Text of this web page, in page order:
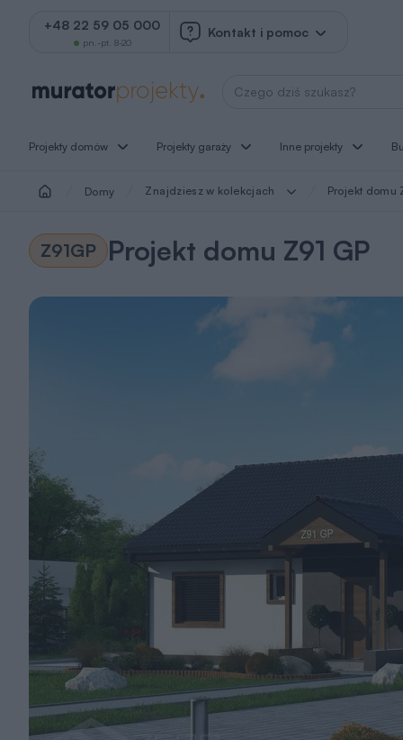
+48 22 59 05 000
pn.-pt. 8-20
Kontakt i pomoc
Wyszukaj projekt
Projekty domów Projekty garaży Inne projekty
Domy Znajdziesz w kolekcjach Projekt domu
Z91GP Projekt domu Z91 GP